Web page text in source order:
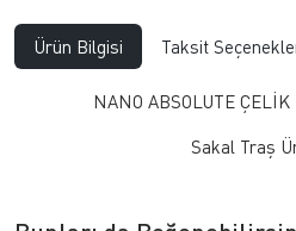
Ürün Bilgisi Taksit
NANO ABSOLUTE
Sakal Traş